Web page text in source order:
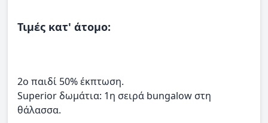
Τιμές κατ' άτομο:
2ο παιδί 50% έκπτωση.
Superior δωμάτια: 1η σειρά bungalow στη
θάλασσα.